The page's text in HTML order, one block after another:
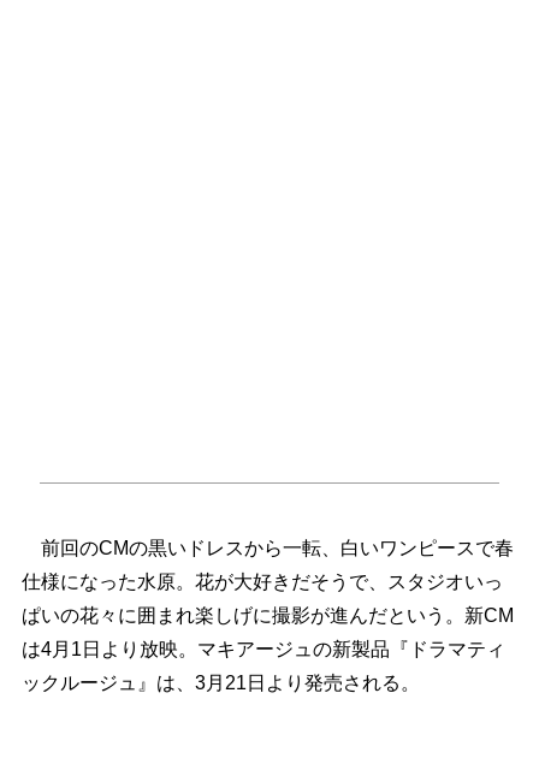
前回のCMの黒いドレスから一転、白いワンピースで春
仕様になった水原。花が大好きだそうで、スタジオいっ
ぱいの花々に囲まれ楽しげに撮影が進んだという。新CM
は4月1日より放映。マキアージュの新製品『ドラマティ
ックルージュ』は、3月21日より発売される。